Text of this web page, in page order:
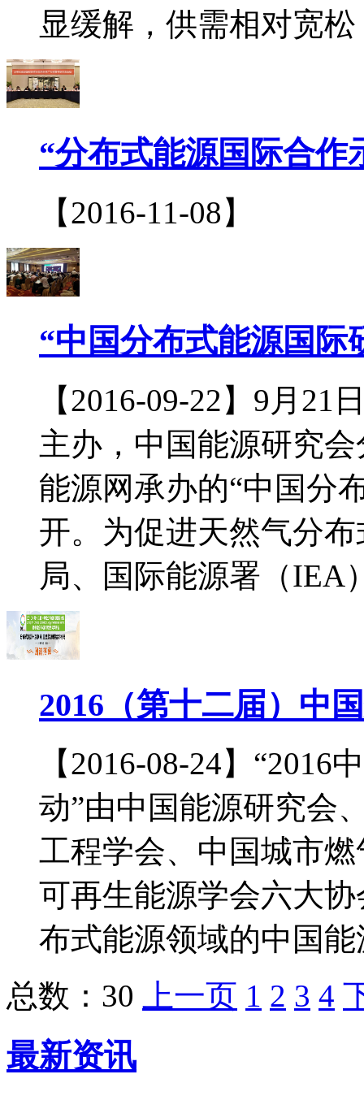
显缓解，供需相对宽
“分布式能源国际合作
【2016-11-08】
“中国分布式能源国际
【2016-09-22】9月
主办，中国能源研究
能源网承办的“中国分
开。为促进天然气分
局、国际能源署（IEA
2016（第十二届）中
【2016-08-24】
动”由中国能源研究会
工程学会、中国城市
可再生能源学会六大
布式能源领域的中国能
总数：30
上一页 1 2 3 4
最新资讯